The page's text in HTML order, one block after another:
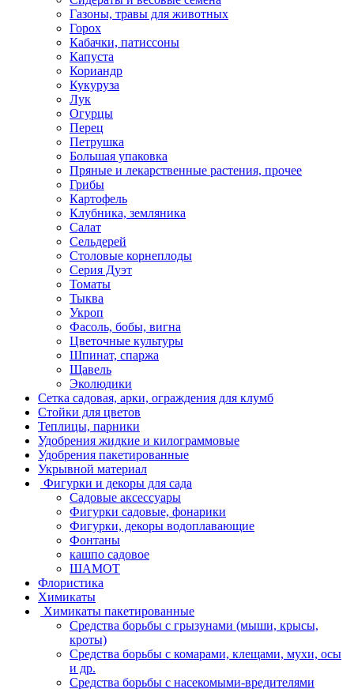
Газоны, травы для животных
Горох
Кабачки, патиссоны
Капуста
Кориандр
Кукуруза
Лук
Огурцы
Перец
Петрушка
Большая упаковка
Пряные и лекарственные растения, прочее
Грибы
Картофель
Клубника, земляника
Салат
Сельдерей
Столовые корнеплоды
Серия Дуэт
Томаты
Тыква
Укроп
Фасоль, бобы, вигна
Цветочные культуры
Шпинат, спаржа
Щавель
Эколюдики
Сетка садовая, арки, ограждения для клумб
Стойки для цветов
Теплицы, парники
Удобрения жидкие и килограммовые
Удобрения пакетированные
Укрывной материал
Фигурки и декоры для сада
Садовые аксессуары
Фигурки садовые, фонарики
Фигурки, декоры водоплавающие
Фонтаны
кашпо садовое
ШАМОТ
Флористика
Химикаты
Химикаты пакетированные
Средства борьбы с грызунами (мыши, крысы,
кроты)
Средства борьбы с комарами, клещами, мухи, осы
и др.
Средства борьбы с насекомыми-вредителями